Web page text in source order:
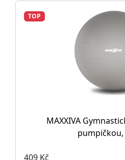
TOP
MAXXIVA
409 Kč